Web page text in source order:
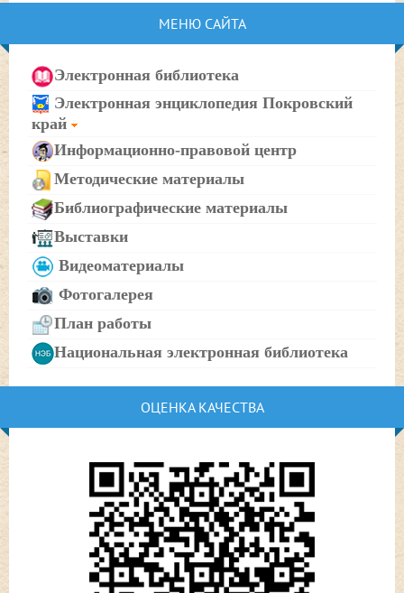
МЕНЮ САЙТА
Электронная библиотека
Электронная энциклопедия Покровский
край
Информационно-правовой центр
Методические материалы
Библиографические материалы
Выставки
Видеоматериалы
Фотогалерея
План работы
Национальная электронная библиотека
ОЦЕНКА КАЧЕСТВА